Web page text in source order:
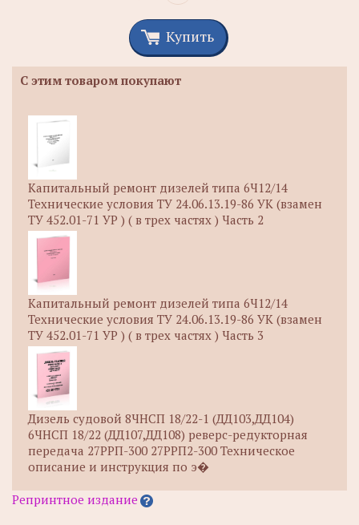
Купить
С этим товаром покупают
Капитальный ремонт дизелей типа 6Ч12/14
Технические условия ТУ 24.06.13.19-86 УК (взамен
ТУ 452.01-71 УР ) ( в трех частях ) Часть 2
Капитальный ремонт дизелей типа 6Ч12/14
Технические условия ТУ 24.06.13.19-86 УК (взамен
ТУ 452.01-71 УР ) ( в трех частях ) Часть 3
Дизель судовой 8ЧНСП 18/22-1 (ДД103,ДД104)
6ЧНСП 18/22 (ДД107,ДД108) реверс-редукторная
передача 27РРП-300 27РРП2-300 Техническое
описание и инструкция по э�
Репринтное издание